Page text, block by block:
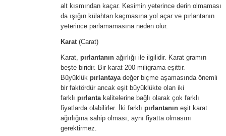
alt kısmından kaçar. Kesimin yeterince derin olmaması
da ışığın külahtan kaçmasına yol açar ve pırlantanın
yeterince parlamamasına neden olur.
Karat (Carat)
Karat, pırlantanın ağırlığı ile ilgilidir. Karat gramın
beşte biridir. Bir karat 200 miligrama eşittir.
Büyüklük pırlantaya değer biçme aşamasında önemli
bir faktördür ancak eşit büyüklükte olan iki
farklı pırlanta kalitelerine bağlı olarak çok farklı
fiyatlarda olabilirler. İki farklı pırlantanın eşit karat
ağırlığına sahip olması, aynı fiyatta olmasını
gerektirmez.